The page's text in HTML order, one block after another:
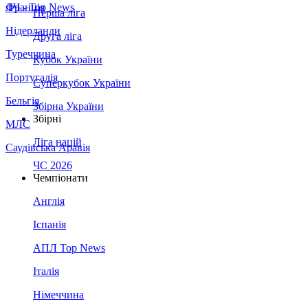
Франція
Нідерланди
Туреччина
Португалія
Бельгія
МЛС
Саудівська Аравія
ЛЧ - Top News
Перша ліга
Друга ліга
Кубок України
Суперкубок України
Збірна України
Збірні
Ліга націй
ЧС 2026
Чемпіонати
Англія
Іспанія
АПЛ Top News
Італія
Німеччина